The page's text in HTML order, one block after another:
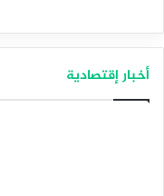
أخبار إقتصادية